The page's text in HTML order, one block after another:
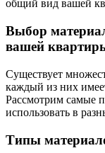
общий вид вашей
Выбор
вашей
Существует
каждый из них
Рассмотрим самые
использовать в
Типы